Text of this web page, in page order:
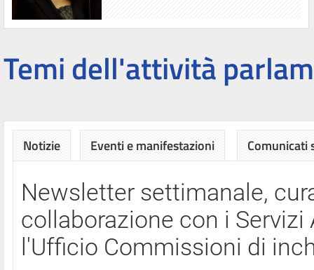
Temi dell'attività
Notizie Eventi e manifestazioni Comunicati
Newsletter settimanale,
collaborazione con i
l'Ufficio Commissioni di